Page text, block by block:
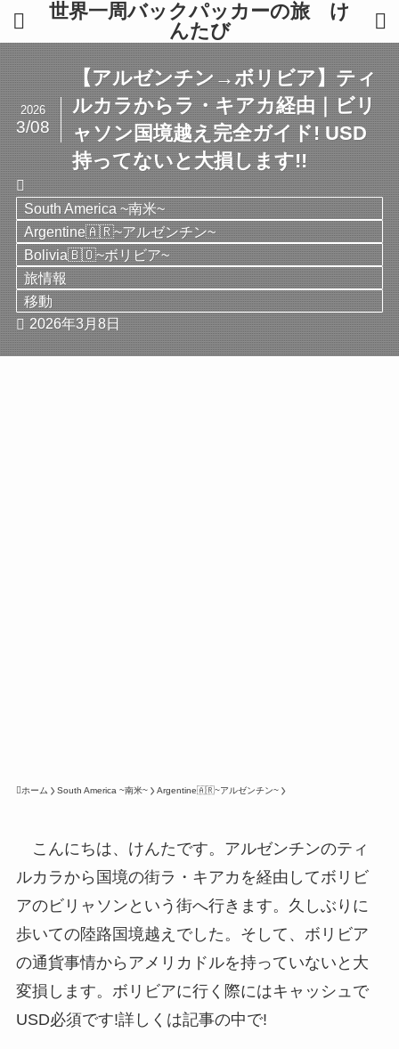
世界一周バックパッカーの旅 け
んたび
【アルゼンチン→ボリビア】ティ
ルカラからラ・キアカ経由｜ビリ
ャソン国境越え完全ガイド! USD
持ってないと大損します!!
2026
3/08
South America ~南米~
Argentine🇦🇷~アルゼンチン~
Bolivia🇧🇴~ボリビア~
旅情報
移動
2026年3月8日
ホーム South America ~南米~ Argentine🇦🇷~アルゼンチン~
こんにちは、けんたです。アルゼンチンのティ
ルカラから国境の街ラ・キアカを経由してボリビ
アのビリャソンという街へ行きます。久しぶりに
歩いての陸路国境越えでした。そして、ボリビア
の通貨事情からアメリカドルを持っていないと大
変損します。ボリビアに行く際にはキャッシュで
USD必須です!詳しくは記事の中で!